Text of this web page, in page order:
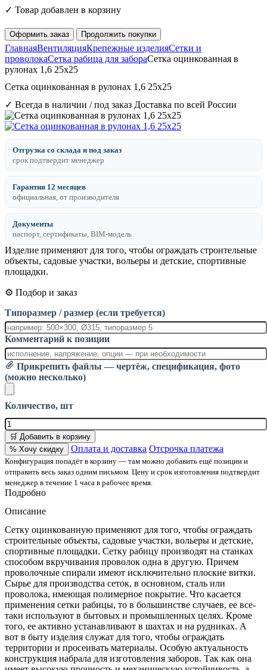
✓ Товар добавлен в корзину
Оформить заказ Продолжить покупки
ГлавнаяВентиляцияКрепежные изделияСетки и
проволокаСетка рабица для забораСетка оцинкованная в
рулонах 1,6 25x25
Сетка оцинкованная в рулонах 1,6 25x25
✓ Всегда в наличии / под заказ Доставка по всей России
Отгрузка со склада и под заказ
срок подтвердит менеджер
Гарантия 12 месяцев
официальная, от производителя
Документы
паспорт, сертификаты, BIM-модель
Изделие применяют для того, чтобы ограждать строительные
объекты, садовые участки, вольеры и детские, спортивные
площадки.
⚙️ Подбор и заказ
Типоразмер / размер (если требуется)
Комментарий к позиции
Прикрепить файлы — чертёж, спецификация, фото
(можно несколько)
Количество, шт
🛒 Добавить в корзину
% Хочу скидку
Оплата и доставка Отсрочка платежа
Конфигурация попадёт в корзину — там можно добавить ещё позиции и
отправить весь заказ одним письмом. Цену и срок изготовления подтвердит
менеджер в течение 1 часа в рабочее время.
Подробно
Описание
Сетку оцинкованную применяют для того, чтобы ограждать
строительные объекты, садовые участки, вольеры и детские,
спортивные площадки. Сетку рабицу производят на станках
способом вкручивания проволок одна в другую. Причем
проволочные спирали имеют исключительно плоские витки.
Сырье для производства сеток, в основном, сталь или
проволока, имеющая полимерное покрытие. Что касается
применения сетки рабицы, то в большинстве случаев, ее все-
таки используют в бытовых и промышленных целях. Кроме
того, ее активно устанавливают в шахтах и на рудниках. А
вот в быту изделия служат для того, чтобы ограждать
территории и просеивать материалы. Особую актуальность
конструкция набрала для изготовления заборов. Так как она